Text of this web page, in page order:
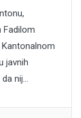
Fadilom
javnih
nij...